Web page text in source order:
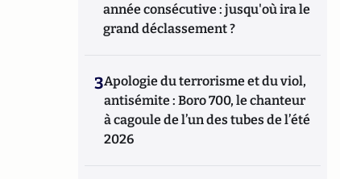
année consécutive : jusqu'où ira le
grand déclassement ?
3Apologie du terrorisme et du viol,
antisémite : Boro 700, le chanteur
à cagoule de l’un des tubes de l’été
2026